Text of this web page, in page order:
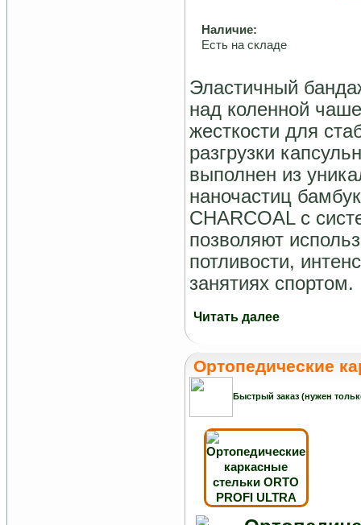
Наличие:
Есть на складе
Эластичный
над коленной
жесткости для
разгрузки
выполнен из
наночастиц
CHARCOAL с
позволяют
потливости,
занятиях спортом.
Читать далее
Ортопедические
Быстрый заказ (нужен